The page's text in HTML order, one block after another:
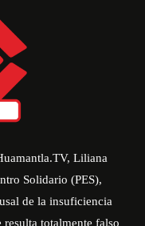
, Liliana
Solidario (PES),
de la insuficiencia
totalmente falso